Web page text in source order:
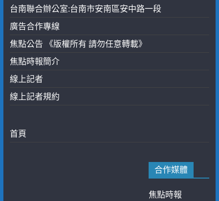
台南聯合辦公室:台南市安南區安中路一段
廣告合作專線
焦點公告 《版權所有 請勿任意轉載》
焦點時報簡介
線上記者
線上記者規約
首頁
合作媒體
焦點時報